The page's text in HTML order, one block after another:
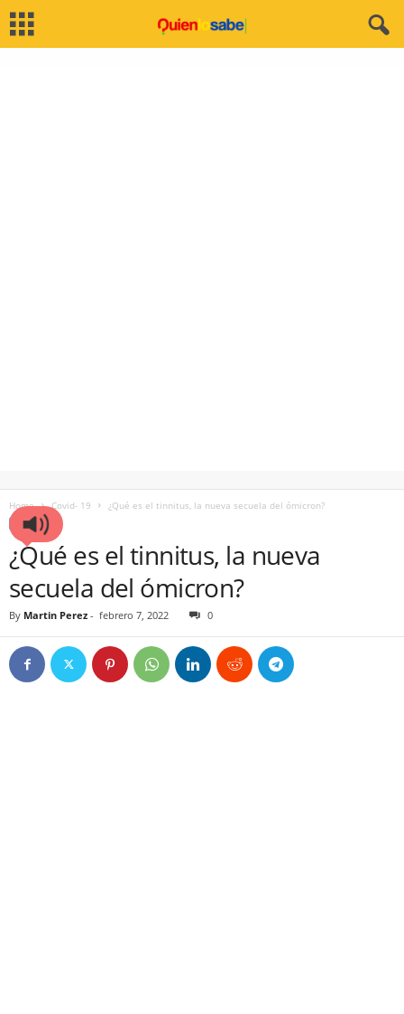
Home Covid- 19 ¿Qué es el tinnitus, la nueva secuela del ómicron?
COVID- 19
¿Qué es el tinnitus, la nueva
secuela del ómicron?
By Martin Perez - febrero 7, 2022 0